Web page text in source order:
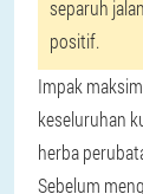
separuh
positif.
Impak
keseluruhan
herba
Sebelum